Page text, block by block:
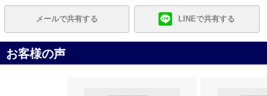
メールで共有する LINEで共有する
お客様の声